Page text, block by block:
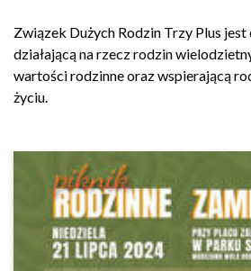
Związek Dużych Rodzin Trzy Plus
działającą na rzecz rodzin
wartości rodzinne oraz wspierającą
życiu.